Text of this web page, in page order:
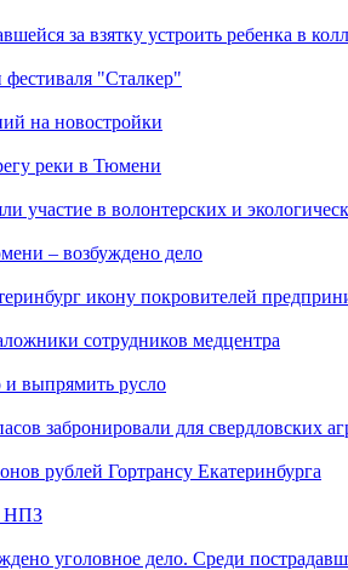
за взятку устроить ребенка в
"Сталкер"
на новостройки
реки в Тюмени
в волонтерских и
– возбуждено дело
икону покровителей
сотрудников медцентра
и выпрямить русло
забронировали для свердловских
рублей Гортрансу Екатеринбурга
НПЗ
уголовное дело. Среди